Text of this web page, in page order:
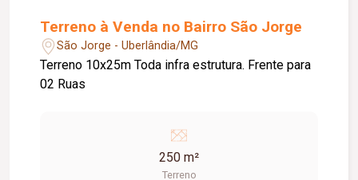
Terreno à Venda no Bairro São Jorge
São Jorge - Uberlândia/MG
Terreno 10x25m Toda infra estrutura. Frente para
02 Ruas
250 m²
Terreno